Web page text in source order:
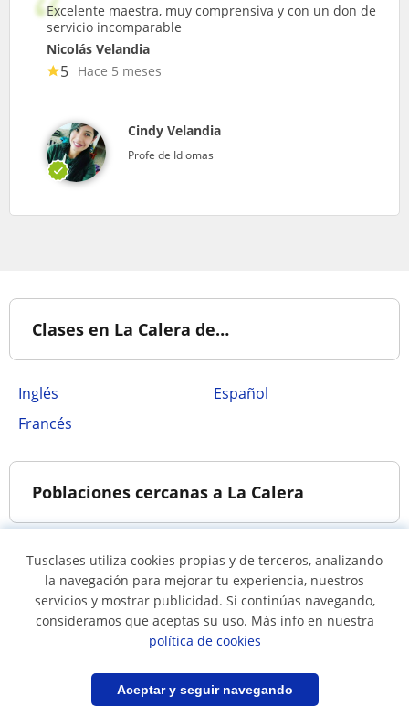
Guardar búsqueda
Excelente maestra, muy comprensiva y con un don de
servicio incomparable
Nicolás Velandia
5 Hace 5 meses
Cindy Velandia
Profe de Idiomas
Clases en La Calera de…
Inglés
Español
Francés
Poblaciones cercanas a La Calera
Albán (Cundinamarca)
Cajicá
Chía
Choachí
Cota
Funza
Mosquera
(Cundinamarca)
Sopó
Tusclases utiliza cookies propias y de terceros, analizando
la navegación para mejorar tu experiencia, nuestros
servicios y mostrar publicidad. Si continúas navegando,
consideramos que aceptas su uso. Más info en nuestra
política de cookies
Aceptar y seguir navegando